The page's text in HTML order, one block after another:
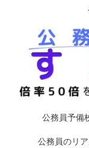
公務員予備
公務員のリ